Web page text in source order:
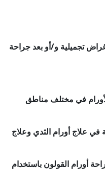
تجميلية و/أو بعد جراحة
في مختلف مناطق
علاج أورام الثدي وعلاج
أورام القولون باستخدام